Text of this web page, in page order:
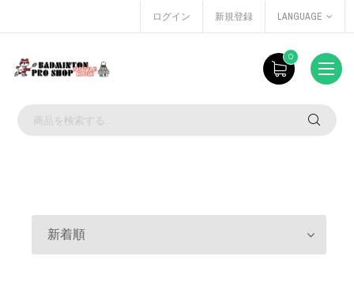
ログイン 新規登録 LANGUAGE
0
新着順